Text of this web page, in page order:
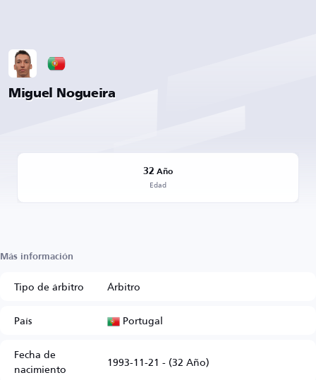
Miguel Nogueira
32 Año
Edad
Más información
Tipo de árbitro
Árbitro
País
Portugal
Fecha de
nacimiento 1993-11-21 - (32 Año)